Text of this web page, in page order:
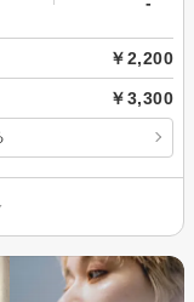
￥2,200
￥3,300